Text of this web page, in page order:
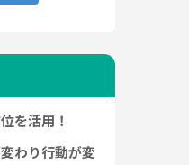
を活用！
わり行動が変